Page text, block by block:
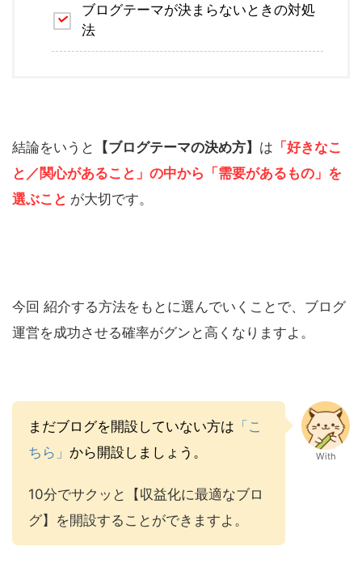
ブログテーマが決まらないときの対処
法
結論をいうと 【ブログテーマの決め方】 は 「好きなこ
と／関心があること」の中から「需要があるもの」を
選ぶこと が大切です。
今回 紹介する方法をもとに選んでいくことで、ブログ
運営を成功させる確率がグンと高くなりますよ。
まだブログを開設していない方は 「こ
ちら」 から開設しましょう。
10分でサクッと【収益化に最適なブロ
グ】を開設することができますよ。
With